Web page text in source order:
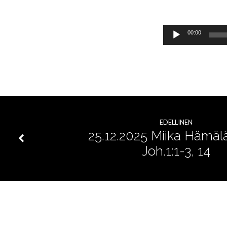
jumalanpalvelus
Äänitoistin
00:00
EDELLINEN
25.12.2025 Miika
Joh.1:1-3, 14